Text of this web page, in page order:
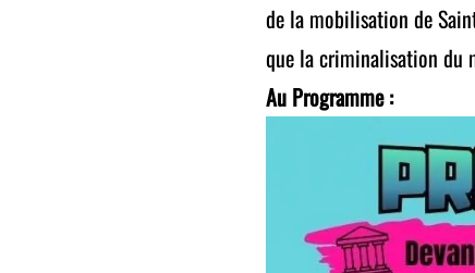
de la mobilisation de
que la criminalisation du
Au Programme :